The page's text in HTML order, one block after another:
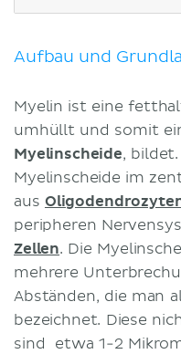
Aufbau und
Myelin ist eine
umhüllt und somit
Myelinscheide,
Myelinscheide im
aus
peripheren
Zellen. Die
mehrere
Abständen, die man
bezeichnet. Diese
sind etwa 1-2